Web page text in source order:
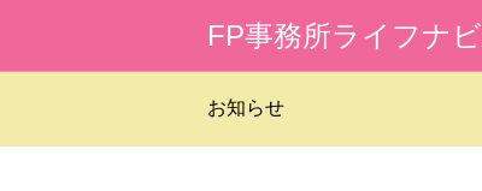
FP事務所ライフナビ
お知らせ